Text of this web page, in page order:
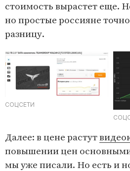
стоимость вырастет еще.
но простые россияне
разницу.
СОЦСЕТИ
Далее: в цене растут
повышении цен
мы уже писали. Но есть и